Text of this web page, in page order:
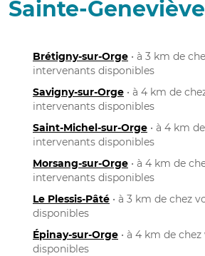
Sainte-
Brétigny-sur-Orge • à 3 km de
intervenants disponibles
Savigny-sur-Orge • à 4 km de
intervenants disponibles
Saint-Michel-sur-Orge • à 4 km
intervenants disponibles
Morsang-sur-Orge • à 4 km de
intervenants disponibles
Le Plessis-Pâté • à 3 km de chez
disponibles
Épinay-sur-Orge • à 4 km de chez
disponibles